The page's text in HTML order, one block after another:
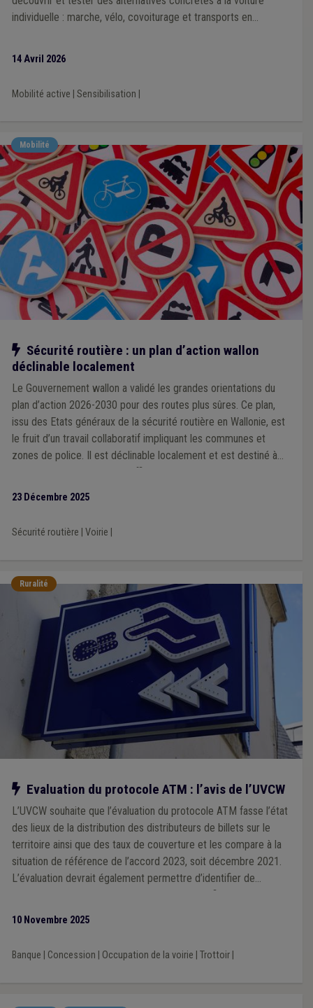
individuelle : marche, vélo, covoiturage et transports en
14 Avril 2026
Mobilité active Sensibilisation
Mobilité
Notre action
Sécurité routière : un plan d’action wallon
déclinable localement
Le Gouvernement wallon a validé les grandes orientations du
plan d’action 2026-2030 pour des routes plus sûres. Ce plan,
issu des Etats généraux de la sécurité routière en Wallonie, est
le fruit d’un travail collaboratif impliquant les communes et
zones de police. Il est déclinable localement et est destiné à
23 Décembre 2025
Sécurité routière Voirie
Ruralité
Notre action
Evaluation du protocole ATM : l’avis de l’UVCW
L’UVCW souhaite que l’évaluation du protocole ATM fasse l’état
des lieux de la distribution des distributeurs de billets sur le
territoire ainsi que des taux de couverture et les compare à la
situation de référence de l’accord 2023, soit décembre 2021.
L’évaluation devrait également permettre d’identifier de
manière objective les zones mal desservies afin de pouvoir
10 Novembre 2025
Banque Concession Occupation de la voirie Trottoir|